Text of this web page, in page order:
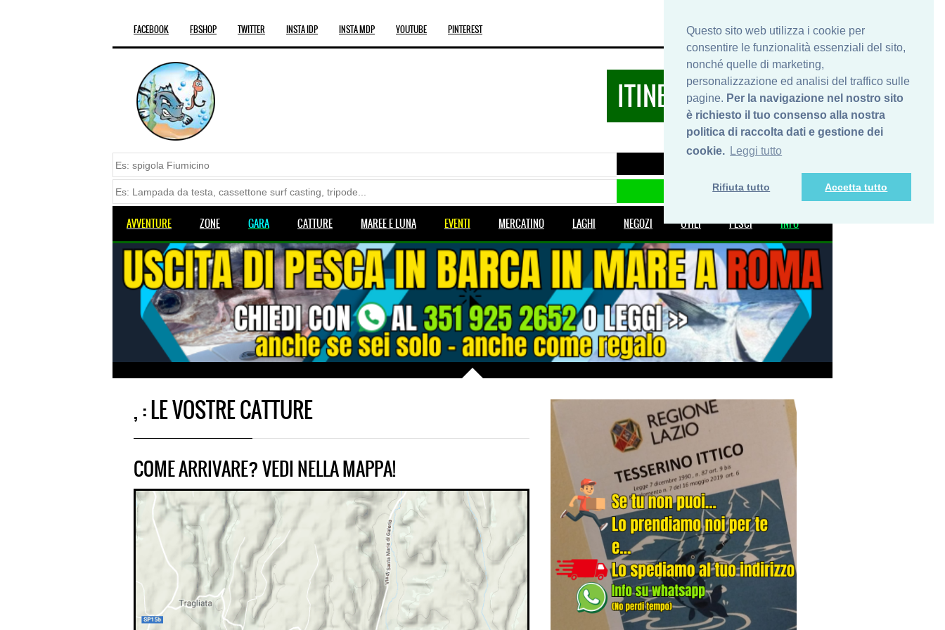
Questo sito web utilizza i cookie per
consentire le funzionalità essenziali del sito,
nonché quelle di marketing,
personalizzazione ed analisi del traffico sulle
pagine. Per la navigazione nel nostro sito
è richiesto il tuo consenso alla nostra
politica di raccolta dati e gestione dei
cookie. Leggi tutto
Rifiuta tutto Accetta tutto
FACEBOOK FBSHOP TWITTER INSTA IDP INSTA MDP YOUTUBE PINTEREST PRIVACY
SHOP
INFO
ITINERARIDIPESCA.IT
AVVENTURE ZONE GARA CATTURE MAREE E LUNA EVENTI MERCATINO LAGHI NEGOZI UTILI PESCI INFO
, : LE VOSTRE CATTURE
COME ARRIVARE? VEDI NELLA MAPPA!